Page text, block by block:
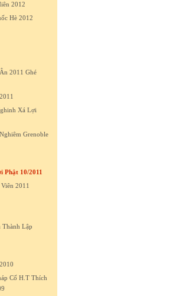
2012
Hè 2012
2011 Ghé
Xá Lợi
Grenoble
Phật 10/2011
2011
Lập
Cố H.T Thích